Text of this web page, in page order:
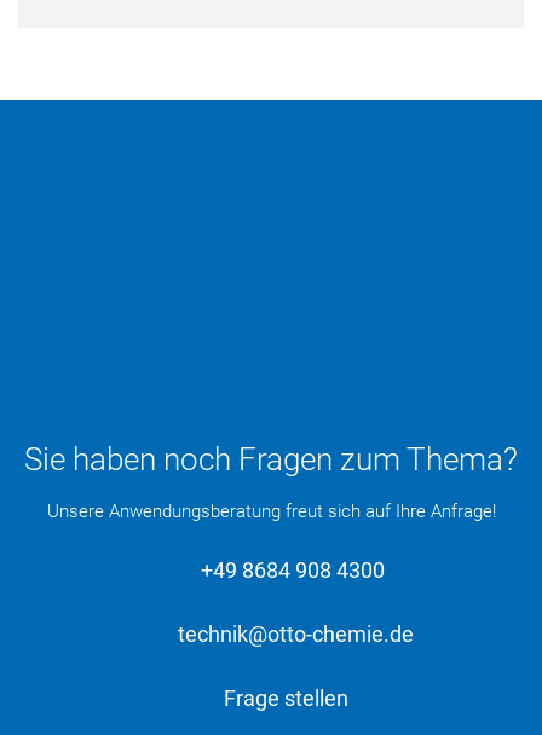
Sie haben noch Fragen zum Thema?
Unsere Anwendungsberatung freut sich auf Ihre Anfrage!
+49 8684 908 4300
technik@otto-chemie.de
Frage stellen